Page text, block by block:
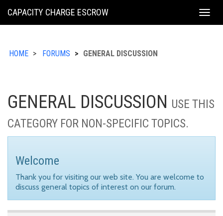
KING
CAPACITY CHARGE ESCROW
HOME FORUMS GENERAL DISCUSSION
GENERAL DISCUSSION USE THIS
CATEGORY FOR NON-SPECIFIC TOPICS.
Welcome
Thank you for visiting our web site. You are welcome to
discuss general topics of interest on our forum.